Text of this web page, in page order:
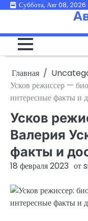
ПерейтиСуббота, Авг 08, 2026
Главная
Усков режиссер —
интересные факты и
Усков
Валерия
факты и
18 февраля 2023 от